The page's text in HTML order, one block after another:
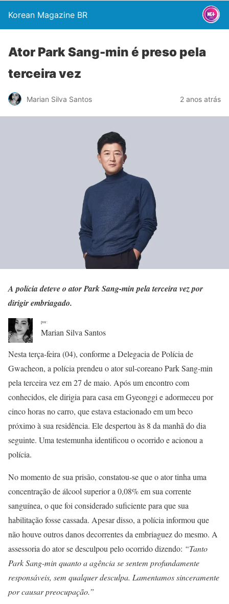
Korean Magazine BR
Ator Park Sang-min é preso pela
terceira vez
Marian Silva Santos 2 anos atrás
A polícia deteve o ator Park Sang-min pela terceira vez por
dirigir embriagado.
por:
Marian Silva Santos
Nesta terça-feira (04), conforme a Delegacia de Polícia de
Gwacheon, a polícia prendeu o ator sul-coreano Park Sang-min
pela terceira vez em 27 de maio. Após um encontro com
conhecidos, ele dirigia para casa em Gyeonggi e adormeceu por
cinco horas no carro, que estava estacionado em um beco
próximo à sua residência. Ele despertou às 8 da manhã do dia
seguinte. Uma testemunha identificou o ocorrido e acionou a
polícia.
No momento de sua prisão, constatou-se que o ator tinha uma
concentração de álcool superior a 0,08% em sua corrente
sanguínea, o que foi considerado suficiente para que sua
habilitação fosse cassada. Apesar disso, a polícia informou que
não houve outros danos decorrentes da embriaguez do mesmo. A
assessoria do ator se desculpou pelo ocorrido dizendo: “Tanto
Park Sang-min quanto a agência se sentem profundamente
responsáveis, sem qualquer desculpa. Lamentamos sinceramente
por causar preocupação.”